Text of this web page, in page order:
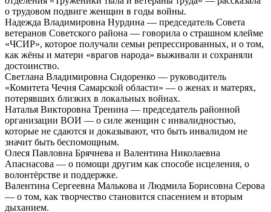
о трудовом подвиге женщин в годы войны.
Надежда Владимировна Нурдина — председатель Совета
ветеранов Советского района — говорила о страшном клейме
«ЧСИР», которое получали семьи репрессированных, и о том,
как жёны и матери «врагов народа» выживали и сохраняли
достоинство.
Светлана Владимировна Сидоренко — руководитель
«Комитета Чечня Самарской области» — о женах и матерях,
потерявших близких в локальных войнах.
Наталья Викторовна Тренина — председатель районной
организации ВОИ — о силе женщин с инвалидностью,
которые не сдаются и доказывают, что быть инвалидом не
значит быть беспомощным.
Олеся Павловна Брячнева и Валентина Николаевна
Апаснасова — о помощи другим как способе исцеления, о
волонтёрстве и поддержке.
Валентина Сергеевна Малькова и Людмила Борисовна Серова
— о том, как творчество становится спасением и вторым
дыханием.